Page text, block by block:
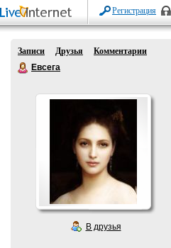
Регистрация
Записи Друзья
Комментарии
Евсега
В друзья